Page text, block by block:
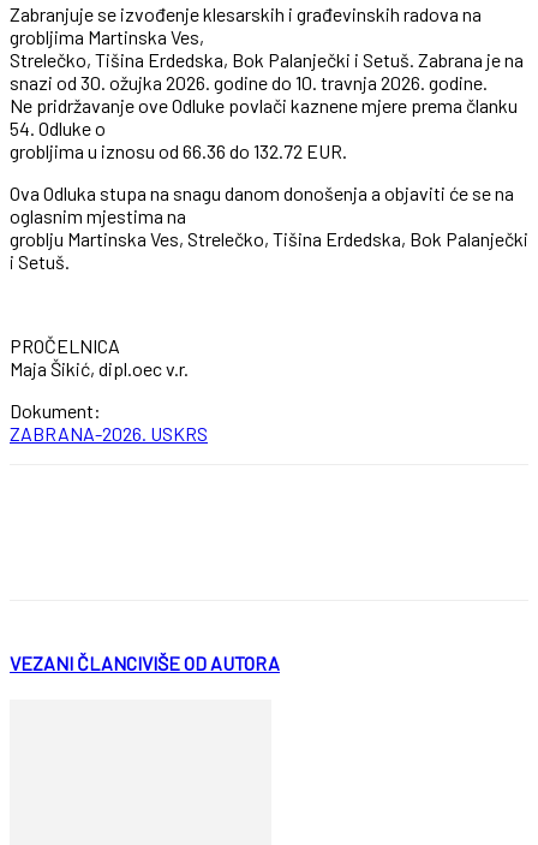
Zabranjuje se izvođenje klesarskih i građevinskih radova na
grobljima Martinska Ves,
Strelečko, Tišina Erdedska, Bok Palanječki i Setuš. Zabrana je na
snazi od 30. ožujka 2026. godine do 10. travnja 2026. godine.
Ne pridržavanje ove Odluke povlači kaznene mjere prema članku
54. Odluke o
grobljima u iznosu od 66.36 do 132.72 EUR.
Ova Odluka stupa na snagu danom donošenja a objaviti će se na
oglasnim mjestima na
groblju Martinska Ves, Strelečko, Tišina Erdedska, Bok Palanječki
i Setuš.
PROČELNICA
Maja Šikić, dipl.oec v.r.
Dokument:
ZABRANA-2026. USKRS
VEZANI ČLANCIVIŠE OD AUTORA